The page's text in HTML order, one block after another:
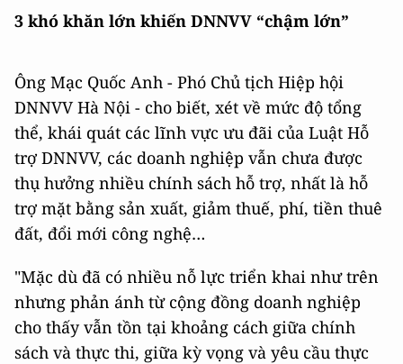
3 khó khăn lớn khiến DNNVV “chậm lớn”
Ông Mạc Quốc Anh - Phó Chủ tịch Hiệp hội
DNNVV Hà Nội - cho biết, xét về mức độ tổng
thể, khái quát các lĩnh vực ưu đãi của Luật Hỗ
trợ DNNVV, các doanh nghiệp vẫn chưa được
thụ hưởng nhiều chính sách hỗ trợ, nhất là hỗ
trợ mặt bằng sản xuất, giảm thuế, phí, tiền thuê
đất, đổi mới công nghệ…
"Mặc dù đã có nhiều nỗ lực triển khai như trên
nhưng phản ánh từ cộng đồng doanh nghiệp
cho thấy vẫn tồn tại khoảng cách giữa chính
sách và thực thi, giữa kỳ vọng và yêu cầu thực